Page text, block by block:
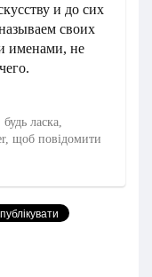
и до сих
своих
именами, не
ласка,
щоб повідомити